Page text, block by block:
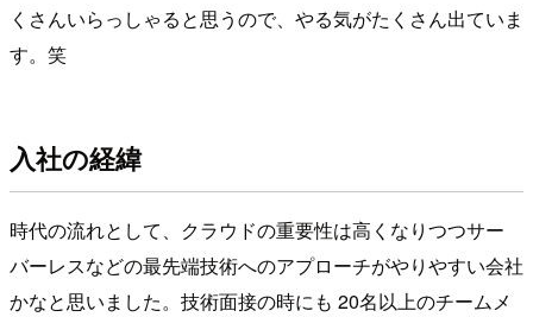
くさんいらっしゃると思うので、やる気がたくさん出ていま
す。笑
入社の経緯
時代の流れとして、クラウドの重要性は高くなりつつサー
バーレスなどの最先端技術へのアプローチがやりやすい会社
かなと思いました。技術面接の時にも 20名以上のチームメ